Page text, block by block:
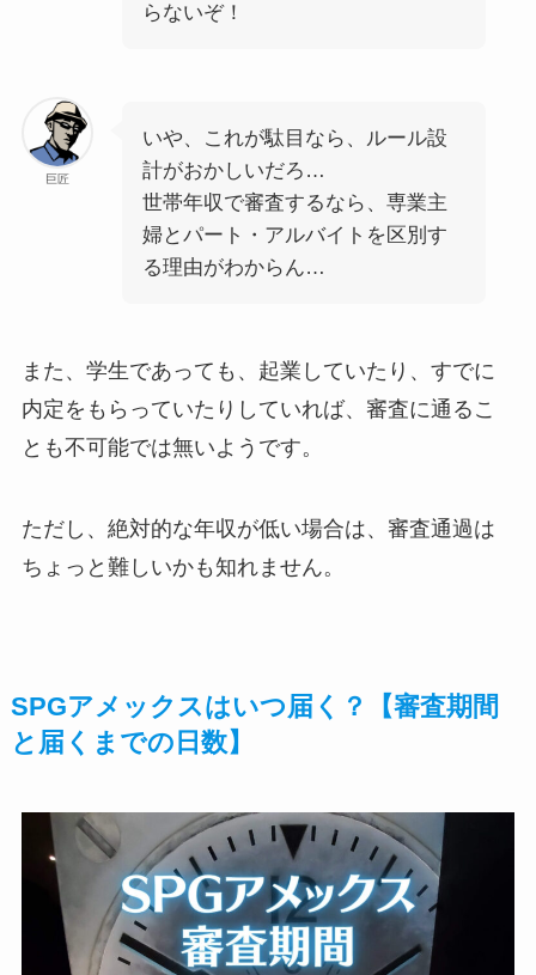
らないぞ！
巨匠
いや、これが駄目なら、ルール設
計がおかしいだろ…
世帯年収で審査するなら、専業主
婦とパート・アルバイトを区別す
る理由がわからん…
また、学生であっても、起業していたり、すでに
内定をもらっていたりしていれば、審査に通るこ
とも不可能では無いようです。
ただし、絶対的な年収が低い場合は、審査通過は
ちょっと難しいかも知れません。
SPGアメックスはいつ届く？【審査期間
と届くまでの日数】